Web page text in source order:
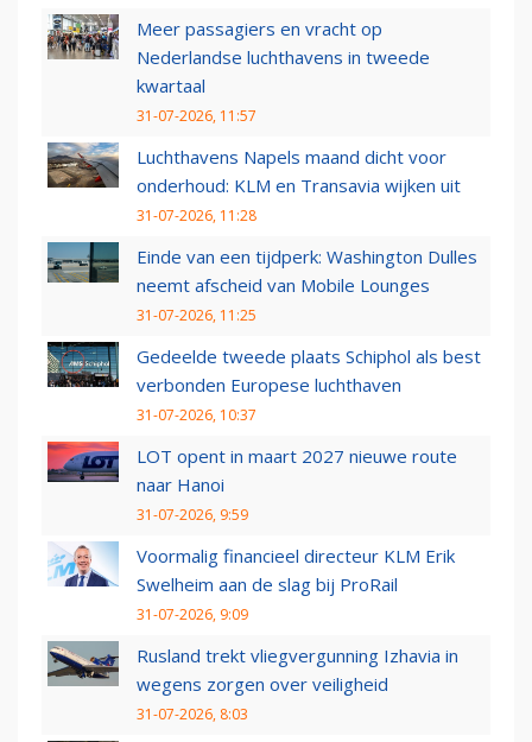
Meer passagiers en vracht op
Nederlandse luchthavens in tweede
kwartaal
31-07-2026, 11:57
Luchthavens Napels maand dicht voor
onderhoud: KLM en Transavia wijken uit
31-07-2026, 11:28
Einde van een tijdperk: Washington Dulles
neemt afscheid van Mobile Lounges
31-07-2026, 11:25
Gedeelde tweede plaats Schiphol als best
verbonden Europese luchthaven
31-07-2026, 10:37
LOT opent in maart 2027 nieuwe route
naar Hanoi
31-07-2026, 9:59
Voormalig financieel directeur KLM Erik
Swelheim aan de slag bij ProRail
31-07-2026, 9:09
Rusland trekt vliegvergunning Izhavia in
wegens zorgen over veiligheid
31-07-2026, 8:03